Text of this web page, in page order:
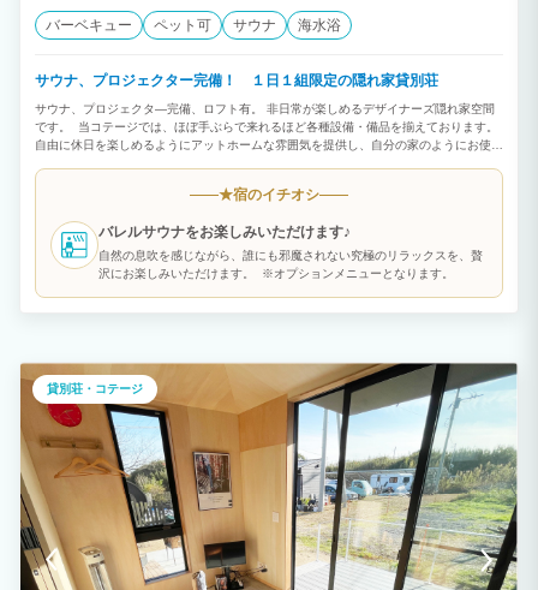
バーベキュー ペット可 サウナ 海水浴
サウナ、プロジェクター完備！ １日１組限定の隠れ家貸別荘
サウナ、プロジェクタ―完備、ロフト有。 非日常が楽しめるデザイナーズ隠れ家空間
です。 当コテージでは、ほぼ手ぶらで来れるほど各種設備・備品を揃えております。
自由に休日を楽しめるようにアットホームな雰囲気を提供し、自分の家のようにお使い
ポットが多い熱海で自分が釣った魚で年中BBQが出来ちゃいます！ 道中にはたくさん
けます☆
★宿のイチオシ
バレルサウナをお楽しみいただけます♪
自然の息吹を感じながら、誰にも邪魔されない究極のリラックスを、贅
沢にお楽しみいただけます。 ※オプションメニューとなります。
貸別荘・コテージ